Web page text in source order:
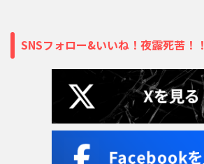
SNSフォロー&いいね！夜露死苦！！